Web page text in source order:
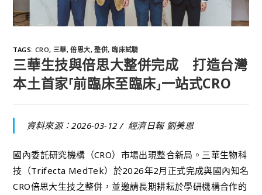
TAGS: CRO, 三華, 倍思大, 整併, 臨床試驗
三華生技與倍思大整併完成 打造台灣
本土首家⸢前臨床至臨床⸥一站式CRO
資料來源：2026-03-12 /經濟日報 劉美恩
國內委託研究機構（CRO）市場出現整合新局。三華生物科
技（Trifecta MedTek）於2026年2月正式完成與國內知名
CRO倍思大生技之整併，並邀請長期耕耘於學研機構合作的